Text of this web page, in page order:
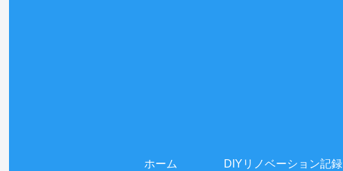
ホーム DIYリノベーション記録